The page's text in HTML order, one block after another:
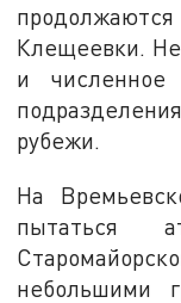
Клещеевки.
и численное
рубежи.
На
пытаться
небольшими